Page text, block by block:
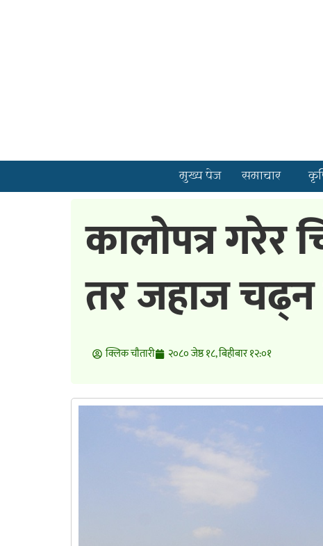
मुख्य पेज समाचार
कालोपत्र गरेर
तर जहाज चढ्न
क्लिक चाैतारी २०८० जेष्ठ १८, बिहीबार १२:०१